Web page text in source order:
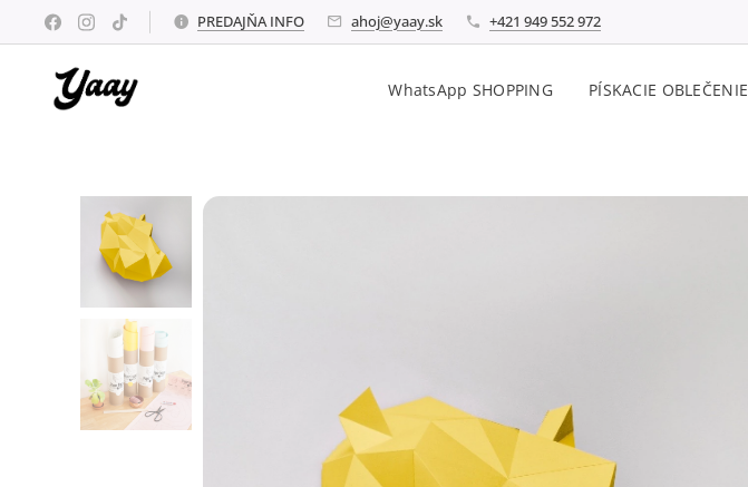
PREDAJŇA INFO ahoj@yaay.sk +421 949 552 972
WhatsApp SHOPPING PÍSKACIE OBLEČENIE